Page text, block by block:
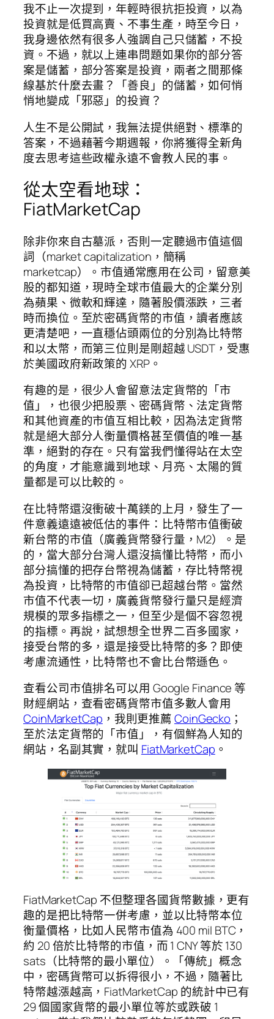
我不止一次提到，年輕時很抗拒投資，以為
投資就是低買高賣、不事生產，時至今日，
我身邊依然有很多人強調自己只儲蓄，不投
資。不過，就以上連串問題如果你的部分答
案是儲蓄，部分答案是投資，兩者之間那條
線基於什麼去畫？「善良」的儲蓄，如何悄
悄地變成「邪惡」的投資？
人生不是公開試，我無法提供絕對、標準的
答案，不過藉著今期週報，你將獲得全新角
度去思考這些政權永遠不會教人民的事。
從太空看地球：
FiatMarketCap
除非你來自古墓派，否則一定聽過市值這個
詞（market capitalization，簡稱
marketcap）。市值通常應用在公司，留意美
股的都知道，現時全球市值最大的企業分別
為蘋果、微軟和輝達，隨著股價漲跌，三者
時而換位。至於密碼貨幣的市值，讀者應該
更清楚吧，一直穩佔頭兩位的分別為比特幣
和以太幣，而第三位則是剛超越 USDT，受惠
於美國政府新政策的 XRP。
有趣的是，很少人會留意法定貨幣的「市
值」，也很少把股票、密碼貨幣、法定貨幣
和其他資產的市值互相比較，因為法定貨幣
就是絕大部分人衡量價格甚至價值的唯一基
準，絕對的存在。只有當我們懂得站在太空
的角度，才能意識到地球、月亮、太陽的質
量都是可以比較的。
在比特幣還沒衝破十萬鎂的上月，發生了一
件意義遠遠被低估的事件：比特幣市值衝破
新台幣的市值（廣義貨幣發行量，M2）。是
的，當大部分台灣人還沒搞懂比特幣，而小
部分搞懂的把存台幣視為儲蓄，存比特幣視
為投資，比特幣的市值卻已超越台幣。當然
市值不代表一切，廣義貨幣發行量只是經濟
規模的眾多指標之一，但至少是個不容忽視
的指標。再說，試想想全世界二百多國家，
接受台幣的多，還是接受比特幣的多？即使
考慮流通性，比特幣也不會比台幣遜色。
查看公司市值排名可以用 Google Finance 等
財經網站，查看密碼貨幣市值多數人會用
CoinMarketCap ，我則更推薦CoinGecko ；
至於法定貨幣的「市值」，有個鮮為人知的
網站，名副其實，就叫 FiatMarketCap 。
FiatMarketCap 不但整理各國貨幣數據，更有
趣的是把比特幣一併考慮，並以比特幣本位
衡量價格，比如人民幣市值為 400 mil BTC，
約 20 倍於比特幣的市值，而 1 CNY 等於 130
sats（比特幣的最小單位）。「傳統」概念
中，密碼貨幣可以拆得很小，不過，隨著比
特幣越漲越高，FiatMarketCap 的統計中已有
29 個國家貨幣的最小單位等於或跌破 1